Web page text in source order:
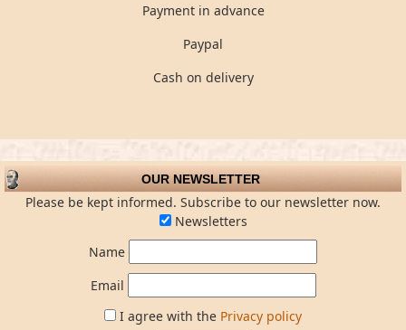
Payment in advance
Paypal
Cash on delivery
OUR NEWSLETTER
Please be kept informed. Subscribe to our newsletter now.
Newsletters
Name
Email
I agree with the Privacy policy